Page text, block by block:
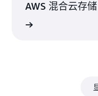
AWS 混合云存储